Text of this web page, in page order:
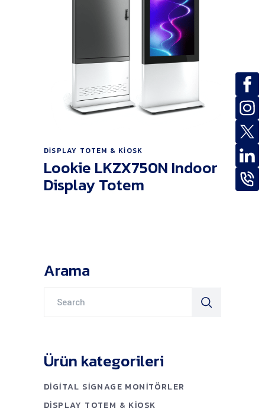
Ürünü İncele
DISPLAY TOTEM & KIOSK
Lookie LKZX750N Indoor
Display Totem
Arama
for:
Ürün kategorileri
DIGITAL SIGNAGE MONITÖRLER
DISPLAY TOTEM & KIOSK